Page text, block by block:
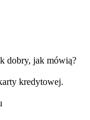
dobry, jak mówią?
kredytowej.